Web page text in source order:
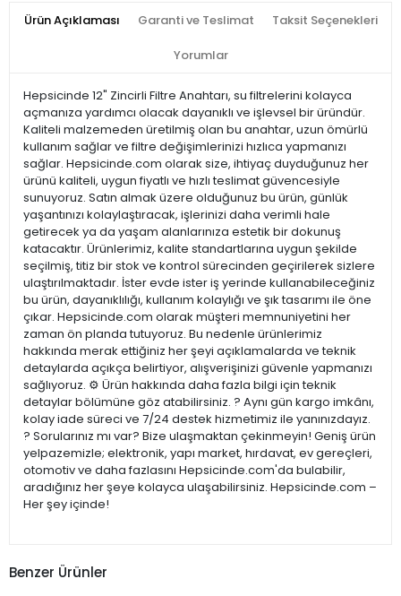
Ürün Açıklaması Garanti ve Teslimat Taksit Seçenekleri
Yorumlar
Hepsicinde 12" Zincirli Filtre Anahtarı, su filtrelerini kolayca
açmanıza yardımcı olacak dayanıklı ve işlevsel bir üründür.
Kaliteli malzemeden üretilmiş olan bu anahtar, uzun ömürlü
kullanım sağlar ve filtre değişimlerinizi hızlıca yapmanızı
sağlar. Hepsicinde.com olarak size, ihtiyaç duyduğunuz her
ürünü kaliteli, uygun fiyatlı ve hızlı teslimat güvencesiyle
sunuyoruz. Satın almak üzere olduğunuz bu ürün, günlük
yaşantınızı kolaylaştıracak, işlerinizi daha verimli hale
getirecek ya da yaşam alanlarınıza estetik bir dokunuş
katacaktır. Ürünlerimiz, kalite standartlarına uygun şekilde
seçilmiş, titiz bir stok ve kontrol sürecinden geçirilerek sizlere
ulaştırılmaktadır. İster evde ister iş yerinde kullanabileceğiniz
bu ürün, dayanıklılığı, kullanım kolaylığı ve şık tasarımı ile öne
çıkar. Hepsicinde.com olarak müşteri memnuniyetini her
zaman ön planda tutuyoruz. Bu nedenle ürünlerimiz
hakkında merak ettiğiniz her şeyi açıklamalarda ve teknik
detaylarda açıkça belirtiyor, alışverişinizi güvenle yapmanızı
sağlıyoruz. ⚙️ Ürün hakkında daha fazla bilgi için teknik
detaylar bölümüne göz atabilirsiniz. ? Aynı gün kargo imkânı,
kolay iade süreci ve 7/24 destek hizmetimiz ile yanınızdayız.
? Sorularınız mı var? Bize ulaşmaktan çekinmeyin! Geniş ürün
yelpazemizle; elektronik, yapı market, hırdavat, ev gereçleri,
otomotiv ve daha fazlasını Hepsicinde.com'da bulabilir,
aradığınız her şeye kolayca ulaşabilirsiniz. Hepsicinde.com –
Her şey içinde!
Benzer Ürünler